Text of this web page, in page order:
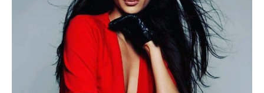
TRENUTNO OTVORENO
Pogledajte video kako je Hrvatica oduševila
21.04.2020.
slatina.net